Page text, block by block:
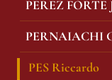
PEREZ FORTE
PERNAIACHI
PES Riccardo